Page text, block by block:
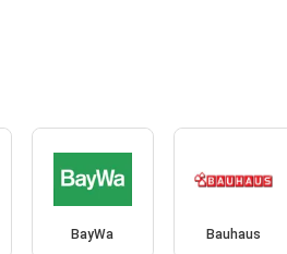
BayWa Bauhaus